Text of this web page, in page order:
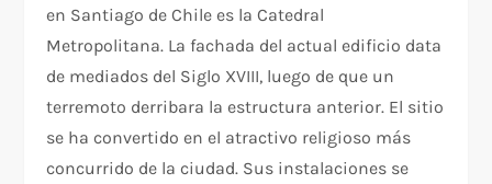
en Santiago de Chile es la Catedral
Metropolitana. La fachada del actual edificio data
de mediados del Siglo XVIII, luego de que un
terremoto derribara la estructura anterior. El sitio
se ha convertido en el atractivo religioso más
concurrido de la ciudad. Sus instalaciones se